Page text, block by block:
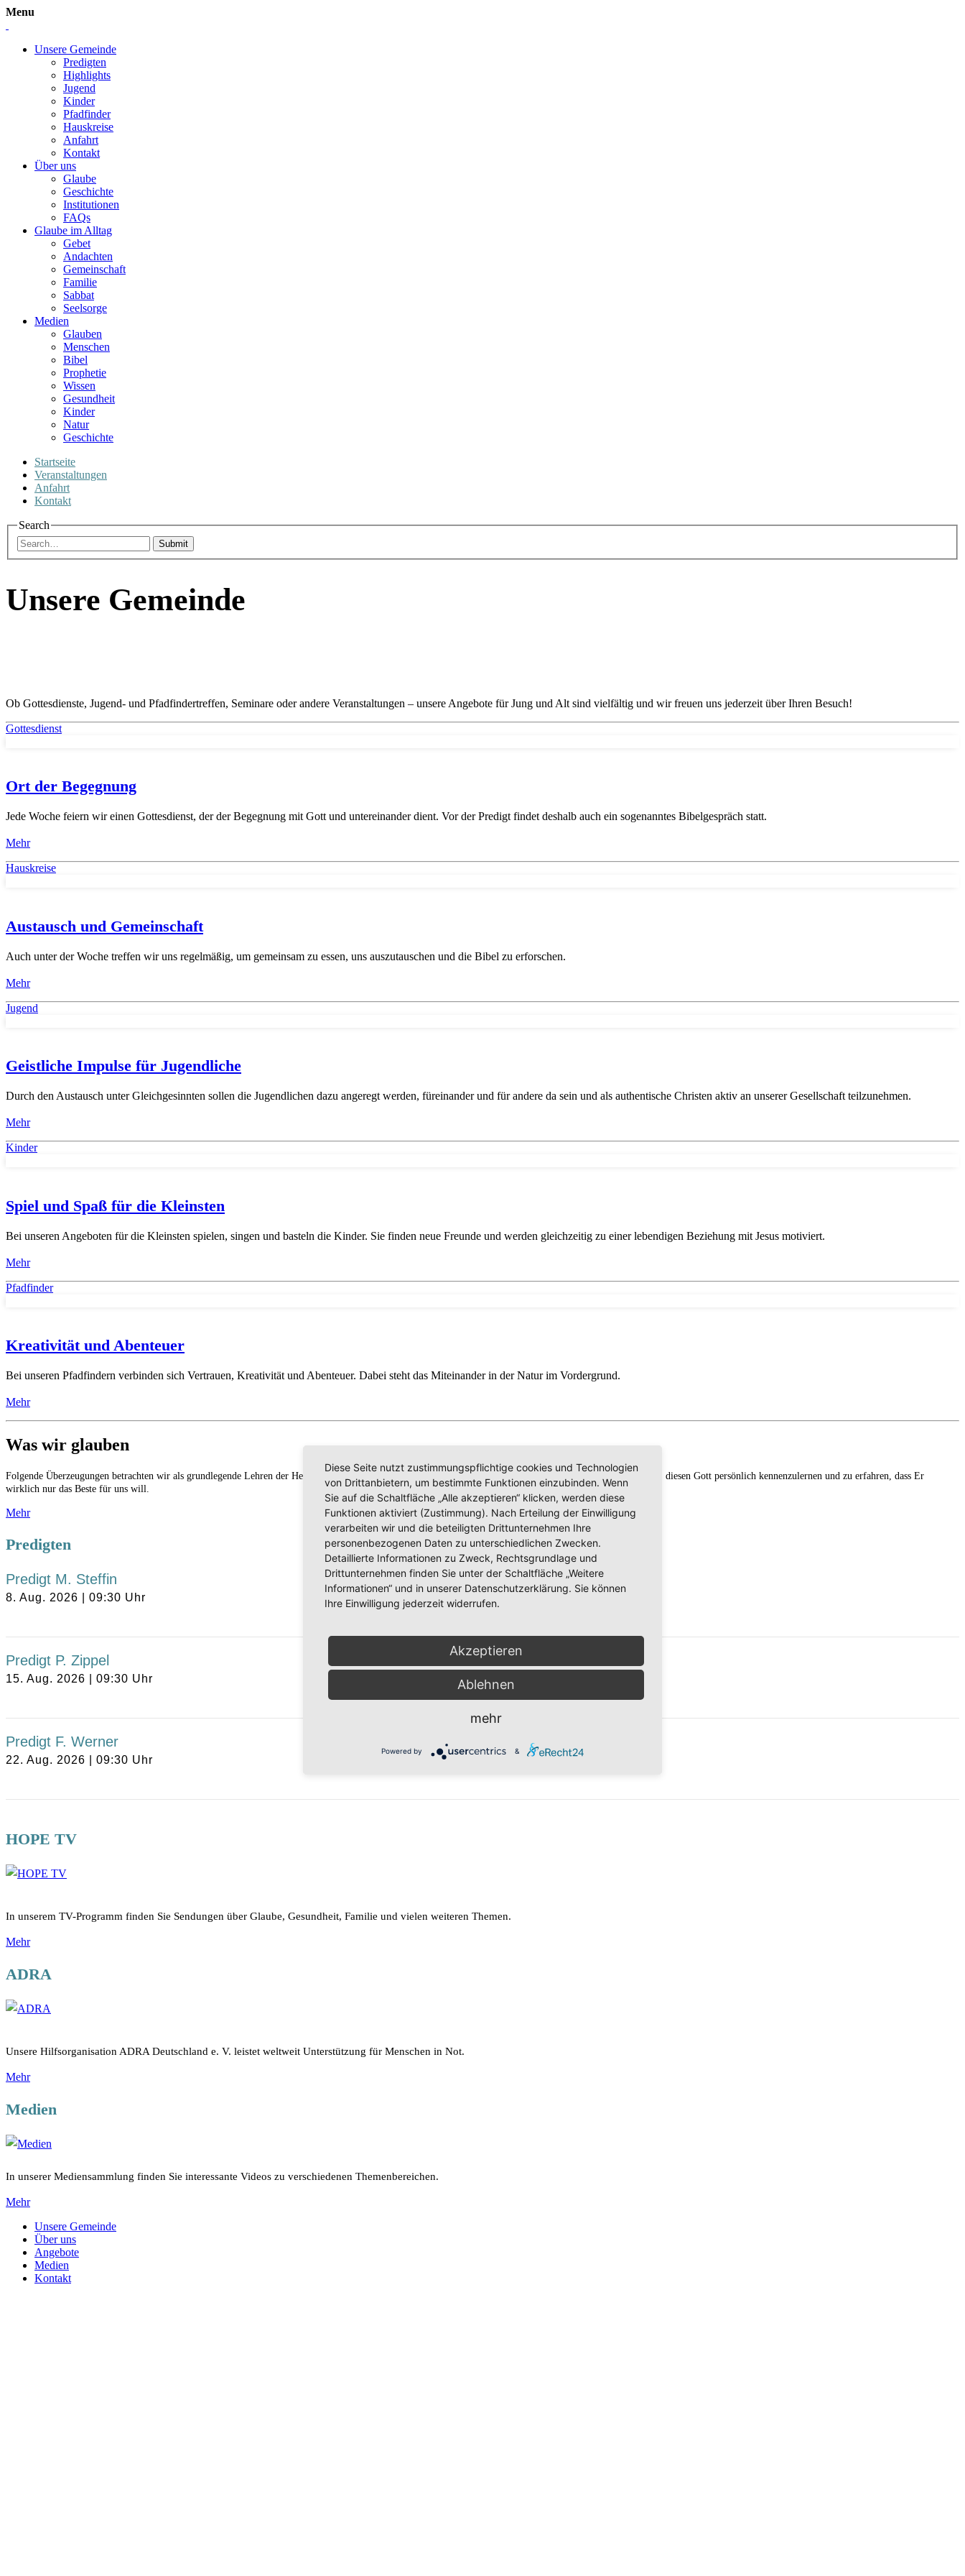
Menu
Unsere Gemeinde
Predigten
Highlights
Jugend
Kinder
Pfadfinder
Hauskreise
Anfahrt
Kontakt
Über uns
Glaube
Geschichte
Institutionen
FAQs
Glaube im Alltag
Gebet
Andachten
Gemeinschaft
Familie
Sabbat
Seelsorge
Medien
Glauben
Menschen
Bibel
Prophetie
Wissen
Gesundheit
Kinder
Natur
Geschichte
Startseite
Veranstaltungen
Anfahrt
Kontakt
Search
Submit
Unsere Gemeinde
Ob Gottesdienste, Jugend- und Pfadfindertreffen, Seminare oder andere Veranstaltungen – unsere Angebote für Jung und Alt sind vielfältig und wir freuen uns jederzeit über Ihren Besuch!
Gottesdienst
Ort der Begegnung
Jede Woche feiern wir einen Gottesdienst, der der Begegnung mit Gott und untereinander dient. Vor der Predigt findet deshalb auch ein sogenanntes Bibelgespräch statt.
Mehr
Hauskreise
Austausch und Gemeinschaft
Auch unter der Woche treffen wir uns regelmäßig, um gemeinsam zu essen, uns auszutauschen und die Bibel zu erforschen.
Mehr
Jugend
Geistliche Impulse für Jugendliche
Durch den Austausch unter Gleichgesinnten sollen die Jugendlichen dazu angeregt werden, füreinander und für andere da sein und als authentische Christen aktiv an unserer Gesellschaft teilzunehmen.
Mehr
Kinder
Spiel und Spaß für die Kleinsten
Bei unseren Angeboten für die Kleinsten spielen, singen und basteln die Kinder. Sie finden neue Freunde und werden gleichzeitig zu einer lebendigen Beziehung mit Jesus motiviert.
Mehr
Pfadfinder
Kreativität und Abenteuer
Bei unseren Pfadfindern verbinden sich Vertrauen, Kreativität und Abenteuer. Dabei steht das Miteinander in der Natur im Vordergrund.
Mehr
Was wir glauben
Folgende Überzeugungen betrachten wir als grundlegende Lehren der Heiligen Schrift und Richtschnur unseres Glaubens. Als Christen möchten wir Sie einladen, diesen Gott persönlich kennenzulernen und zu erfahren, dass Er
wirklich nur das Beste für uns will.
Mehr
Predigten
Predigt M. Steffin
8. Aug. 2026 09:30 Uhr
Predigt P. Zippel
15. Aug. 2026 09:30 Uhr
Predigt F. Werner
22. Aug. 2026 09:30 Uhr
HOPE TV
In unserem TV-Programm finden Sie Sendungen über Glaube, Gesundheit, Familie und vielen weiteren Themen.
Mehr
ADRA
Unsere Hilfsorganisation ADRA Deutschland e. V. leistet weltweit Unterstützung für Menschen in Not.
Mehr
Medien
In unserer Mediensammlung finden Sie interessante Videos zu verschiedenen Themenbereichen.
Mehr
Unsere Gemeinde
Über uns
Angebote
Medien
Kontakt
Diese Seite nutzt zustimmungspflichtige cookies und Technologien
von Drittanbietern, um bestimmte Funktionen einzubinden. Wenn
Sie auf die Schaltfläche „Alle akzeptieren“ klicken, werden diese
Funktionen aktiviert (Zustimmung). Nach Erteilung der Einwilligung
verarbeiten wir und die beteiligten Drittunternehmen Ihre
personenbezogenen Daten zu unterschiedlichen Zwecken.
Detaillierte Informationen zu Zweck, Rechtsgrundlage und
Drittunternehmen finden Sie unter der Schaltfläche „Weitere
Informationen“ und in unserer Datenschutzerklärung. Sie können
Ihre Einwilligung jederzeit widerrufen.
Akzeptieren
Ablehnen
mehr
Powered by &